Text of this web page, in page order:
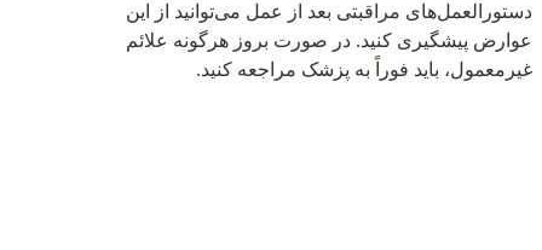
دستورالعمل‌های مراقبتی بعد از عمل می‌توانید از این
عوارض پیشگیری کنید. در صورت بروز هرگونه علائم
غیرمعمول، باید فوراً به پزشک مراجعه کنید.